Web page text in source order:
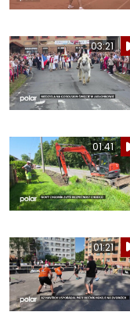
03:21
01:41
01:21